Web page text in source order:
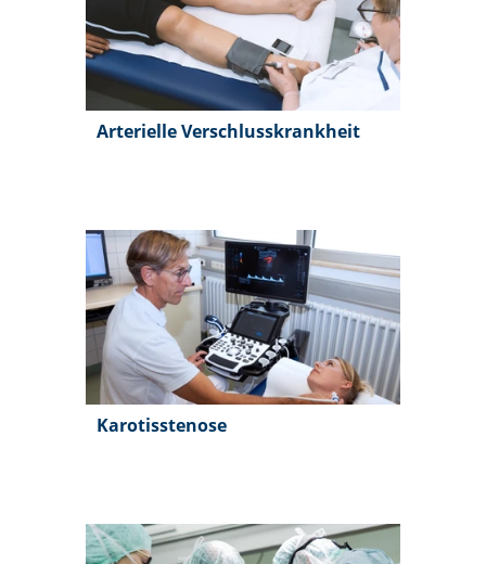
Arterielle Verschlusskrankheit
Karotisstenose